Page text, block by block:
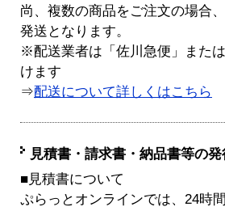
尚、複数の商品をご注文の場合
発送となります。
※配送業者は「佐川急便」また
けます
⇒配送について詳しくはこちら
見積書・請求書・納品書等の
■見積書について
ぷらっとオンラインでは、24時